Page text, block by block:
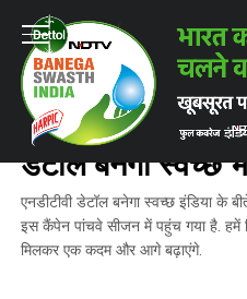
Home / ताज़ातरीन ख़बरें अमिताभ
ताज़ातरीन ख़बरें
अमिताभ बच्चन ने
डेटॉल बनेगा स्वच्छ
एनडीटीवी डेटॉल बनेगा स्वच्छ इंडिया के
इस कैंपेन पांचवे सीजन में पहुंच गया है. हमें
मिलकर एक कदम और आगे बढ़ाएंगे.